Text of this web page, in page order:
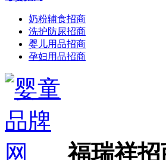
奶粉辅食招商
洗护防尿招商
婴儿用品招商
孕妇用品招商
福瑞祥招